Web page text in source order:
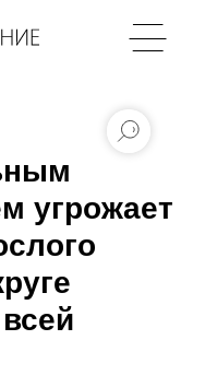
угрожает